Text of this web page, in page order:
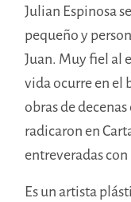
Julian Espinosa
pequeño y
Juan. Muy fiel al
vida ocurre en el
obras de
radicaron en
entreveradas con
Es un artista